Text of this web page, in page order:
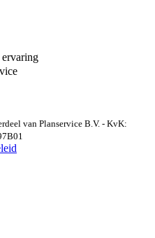
ervaring
van Planservice B.V. - KvK: